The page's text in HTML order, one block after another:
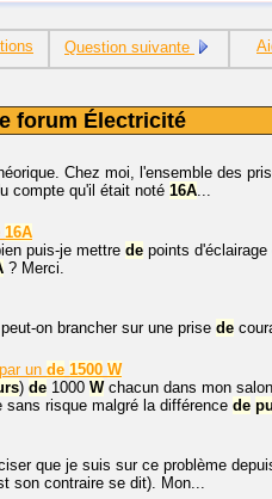
Question suivante
forum Électricité
Chez moi, l'ensemble des
compte qu'il était noté 16A...
16A
puis-je mettre de points
? Merci.
on brancher sur une prise de
un de 1500 W
) de 1000 Wchacun dans mon
sans risque malgré la différence de
que je suis sur ce problème
son contraire se dit). Mon...